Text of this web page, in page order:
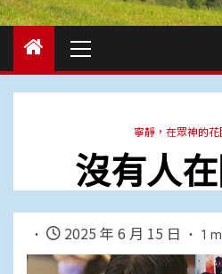
Menu
寧靜，在眾神的花
沒有人
2025 年 6 月 15 日 1